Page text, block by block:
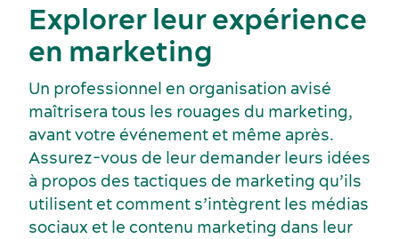
Services et outils
Explorer leur expérience
en marketing
Un professionnel en organisation avisé
maîtrisera tous les rouages du marketing,
avant votre événement et même après.
Assurez-vous de leur demander leurs idées
à propos des tactiques de marketing qu’ils
utilisent et comment s’intègrent les médias
sociaux et le contenu marketing dans leur